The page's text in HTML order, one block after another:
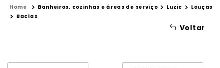
Voltar
Banheiros, cozinhas e áreas de serviço Luzic
Louças
Bacias